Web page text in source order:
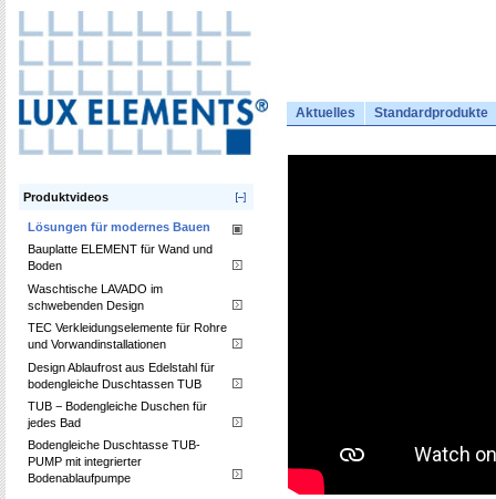
Aktuelles Standardprodukte
Produktvideos
Lösungen für modernes Bauen
Bauplatte ELEMENT für Wand und
Boden
Waschtische LAVADO im
schwebenden Design
TEC Verkleidungselemente für Rohre
und Vorwandinstallationen
Design Ablaufrost aus Edelstahl für
bodengleiche Duschtassen TUB
TUB − Bodengleiche Duschen für
jedes Bad
Bodengleiche Duschtasse TUB-
PUMP mit integrierter
Bodenablaufpumpe